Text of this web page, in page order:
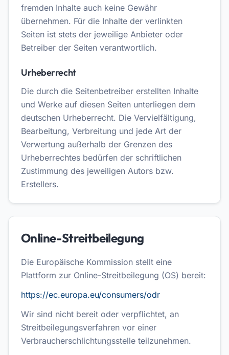
fremden Inhalte auch keine Gewähr
übernehmen. Für die Inhalte der verlinkten
Seiten ist stets der jeweilige Anbieter oder
Betreiber der Seiten verantwortlich.
Urheberrecht
Die durch die Seitenbetreiber erstellten Inhalte
und Werke auf diesen Seiten unterliegen dem
deutschen Urheberrecht. Die Vervielfältigung,
Bearbeitung, Verbreitung und jede Art der
Verwertung außerhalb der Grenzen des
Urheberrechtes bedürfen der schriftlichen
Zustimmung des jeweiligen Autors bzw.
Erstellers.
Online-Streitbeilegung
Die Europäische Kommission stellt eine
Plattform zur Online-Streitbeilegung (OS) bereit:
https://ec.europa.eu/consumers/odr
Wir sind nicht bereit oder verpflichtet, an
Streitbeilegungsverfahren vor einer
Verbraucherschlichtungsstelle teilzunehmen.